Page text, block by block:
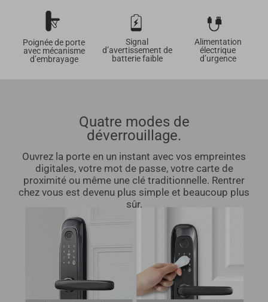
Poignée de porte
avec mécanisme
d’embrayage
Signal
d’avertissement de
batterie faible
Alimentation
électrique
d’urgence
Quatre modes de
déverrouillage.
Ouvrez la porte en un instant avec vos empreintes
digitales, votre mot de passe, votre carte de
proximité ou même une clé traditionnelle. Rentrer
chez vous est devenu plus simple et beaucoup plus
sûr.